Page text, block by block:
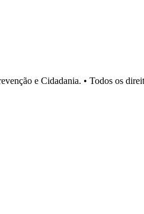
e Cidadania. • Todos os